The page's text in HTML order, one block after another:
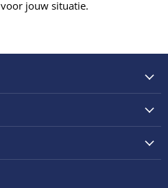
voor jouw situatie.